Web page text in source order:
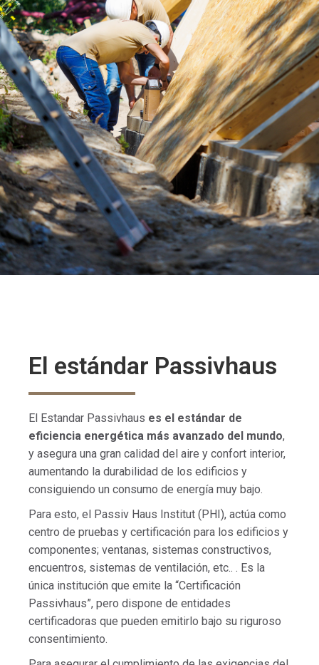
El estándar Passivhaus
El Estandar Passivhaus es el estándar de
eficiencia energética más avanzado del mundo,
y asegura una gran calidad del aire y confort interior,
aumentando la durabilidad de los edificios y
consiguiendo un consumo de energía muy bajo.
Para esto, el Passiv Haus Institut (PHI), actúa como
centro de pruebas y certificación para los edificios y
componentes; ventanas, sistemas constructivos,
encuentros, sistemas de ventilación, etc.. . Es la
única institución que emite la “Certificación
Passivhaus”, pero dispone de entidades
certificadoras que pueden emitirlo bajo su riguroso
consentimiento.